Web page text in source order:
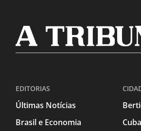
EDITORIAS
Últimas Notícias
Brasil e Economia